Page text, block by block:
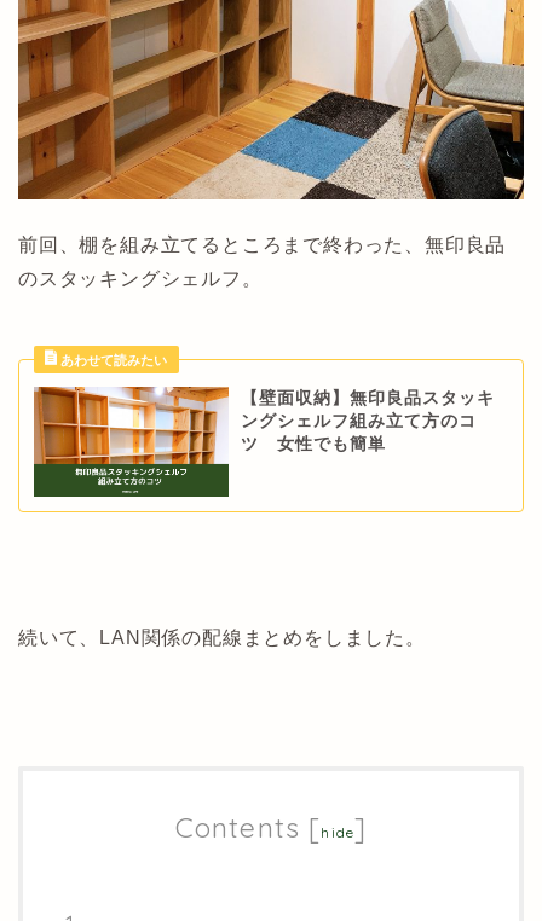
前回、棚を組み立てるところまで終わった、無印良品
のスタッキングシェルフ。
【壁面収納】無印良品スタッキ
ングシェルフ組み立て方のコ
ツ 女性でも簡単
続いて、LAN関係の配線まとめをしました。
Contents [ hide]